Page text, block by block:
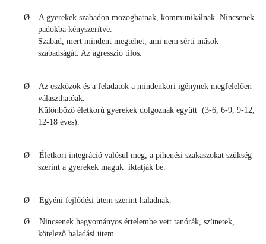
Ø A gyerekek szabadon mozoghatnak, kommunikálnak. Nincsenek
padokba kényszerítve.
Szabad, mert mindent megtehet, ami nem sérti mások
szabadságát. Az agresszió tilos.
Ø Az eszközök és a feladatok a mindenkori igénynek megfelelően
választhatóak.
Különböző életkorú gyerekek dolgoznak együtt (3-6, 6-9, 9-12,
12-18 éves).
Ø Életkori integráció valósul meg, a pihenési szakaszokat szükség
szerint a gyerekek maguk iktatják be.
Ø Egyéni fejlődési ütem szerint haladnak.
Ø Nincsenek hagyományos értelembe vett tanórák, szünetek,
kötelező haladási ütem.